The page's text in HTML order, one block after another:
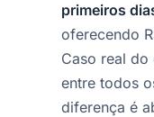
primeiros
oferecendo
Caso real
entre todos
diferença é